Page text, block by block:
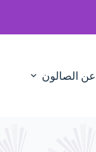
عن الصالون